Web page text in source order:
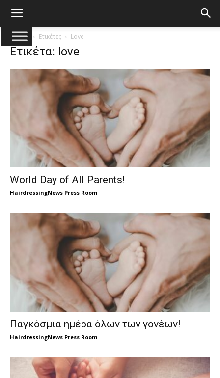
Αρχική Ετικέτες Love
Ετικέτα: love
World Day of All Parents!
HairdressingNews Press Room
Παγκόσμια ημέρα όλων των γονέων!
HairdressingNews Press Room